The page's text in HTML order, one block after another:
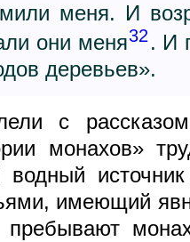
меня. И
они меня32. И
деревьев».
с
монахов»
имеющий